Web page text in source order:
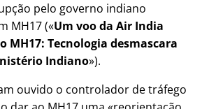
pelo governo indiano
MH17( Um voo da Air India
MH17: Tecnologia desmascara
Indiano ).
ouvido o controlador de tráfego